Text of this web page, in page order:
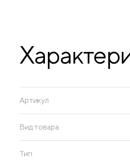
Артикул
Вид товара
Тип